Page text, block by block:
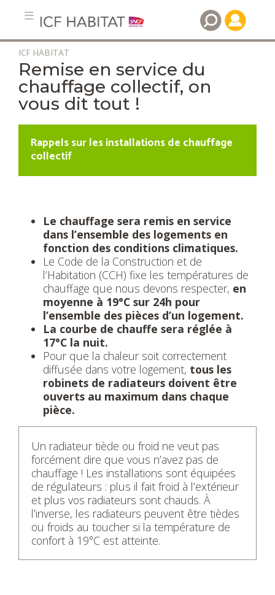
Aller
contenu
principal
ICF HABITAT
Remise en service du
chauffage collectif, on
vous dit tout !
Rappels sur les installations de chauffage
collectif
Le chauffage sera remis en service
dans l’ensemble des logements en
fonction des conditions climatiques.
Le Code de la Construction et de
l’Habitation (CCH) fixe les températures de
chauffage que nous devons respecter, en
moyenne à 19°C sur 24h pour
l’ensemble des pièces d’un logement.
La courbe de chauffe sera réglée à
17°C la nuit.
Pour que la chaleur soit correctement
diffusée dans votre logement, tous les
robinets de radiateurs doivent être
ouverts au maximum dans chaque
pièce.
Un radiateur tiède ou froid ne veut pas
forcément dire que vous n’avez pas de
chauffage ! Les installations sont équipées
de régulateurs : plus il fait froid à l’extérieur
et plus vos radiateurs sont chauds. À
l’inverse, les radiateurs peuvent être tièdes
ou froids au toucher si la température de
confort à 19°C est atteinte.